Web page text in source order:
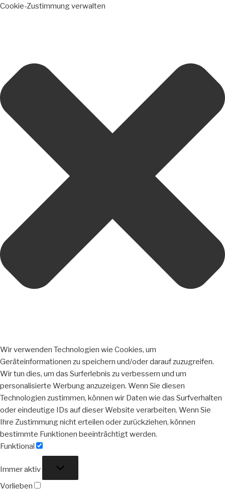
Cookie-Zustimmung verwalten
Wir verwenden Technologien wie Cookies, um
Geräteinformationen zu speichern und/oder darauf zuzugreifen.
Wir tun dies, um das Surferlebnis zu verbessern und um
personalisierte Werbung anzuzeigen. Wenn Sie diesen
Technologien zustimmen, können wir Daten wie das Surfverhalten
oder eindeutige IDs auf dieser Website verarbeiten. Wenn Sie
Ihre Zustimmung nicht erteilen oder zurückziehen, können
bestimmte Funktionen beeinträchtigt werden.
Funktional
Immer aktiv
Vorlieben